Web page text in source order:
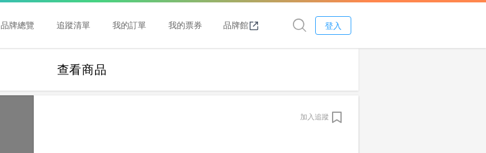
品牌總覽 追蹤清單 我的訂單 我的票券 品牌館 登入
查看商品
加入追蹤